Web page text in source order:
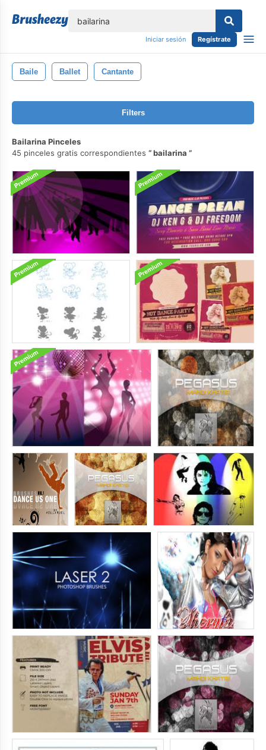
Iniciar sesión Regístrate
Baile Ballet Cantante
Filters
Bailarina Pinceles
45 pinceles gratis correspondientes
bailarina